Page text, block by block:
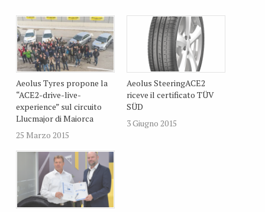
Aeolus Tyres propone la
“ACE2-drive-live-
experience” sul circuito
Llucmajor di Maiorca
25 Marzo 2015
Aeolus SteeringACE2
riceve il certificato TÜV
SÜD
3 Giugno 2015